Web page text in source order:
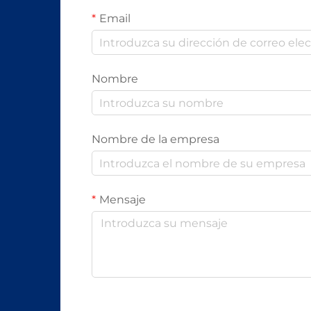
Email
Nombre
Nombre de la empresa
Mensaje